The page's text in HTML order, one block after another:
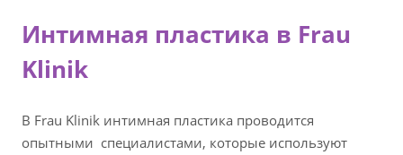
Интимная пластика в Frau
Klinik
В Frau Klinik интимная пластика проводится
опытными специалистами, которые используют